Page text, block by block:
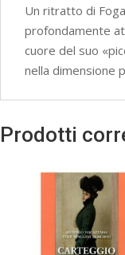
Un ritratto di
profondamente
cuore del suo
nella dimensione
Prodotti